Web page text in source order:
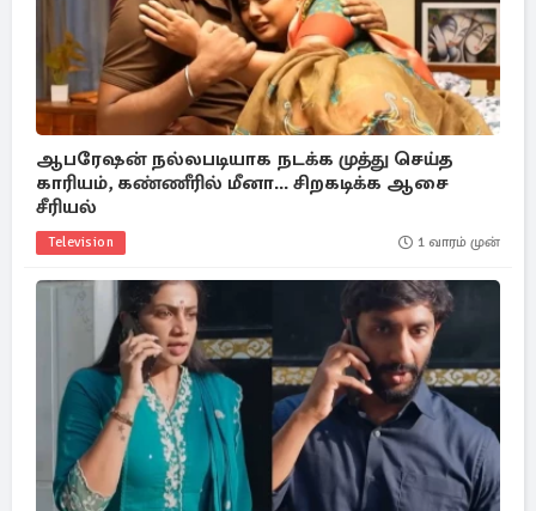
ஆபரேஷன் நல்லபடியாக நடக்க முத்து செய்த
காரியம், கண்ணீரில் மீனா... சிறகடிக்க ஆசை
சீரியல்
Television 1 வாரம் முன்